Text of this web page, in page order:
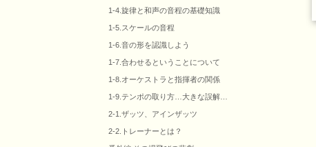
1-4.旋律と和声の音程の基礎知識
1-5.スケールの音程
1-6.音の形を認識しよう
1-7.合わせるということについて
1-8.オーケストラと指揮者の関係
1-9.テンポの取り方…大きな誤解…
2-1.ザッツ、アインザッツ
2-2.トレーナーとは？